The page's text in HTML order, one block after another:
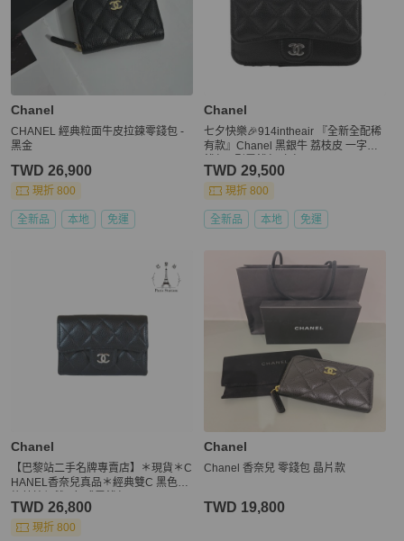
Chanel
CHANEL 經典粒面牛皮拉鍊零錢包 -
黑金
TWD 26,900
現折 800
全新品 本地 免運
Chanel
七夕快樂🎉914intheair 『全新全配稀
有款』Chanel 黑銀牛 荔枝皮 一字零
TWD 29,500
現折 800
全新品 本地 免運
Chanel
【巴黎站二手名牌專賣店】＊現貨＊C
HANEL香奈兒真品＊經典雙C 黑色菱
TWD 26,800
現折 800
Chanel
Chanel 香奈兒 零錢包 晶片款
TWD 19,800